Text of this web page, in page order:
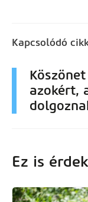
Kapcsolódó
azokért,
Ez is